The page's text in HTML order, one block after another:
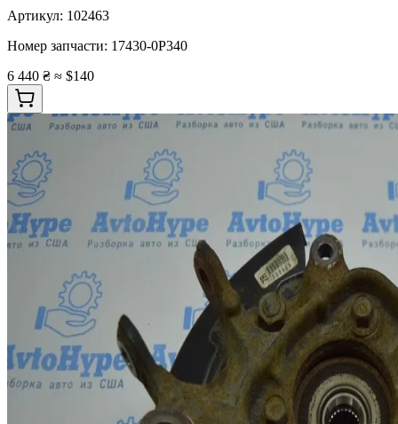
Артикул: 102463
Номер запчасти: 17430-0P340
6 440 ₴ ≈ $140